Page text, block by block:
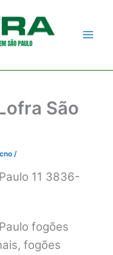
São
/
11 3836-
fogões
fogões